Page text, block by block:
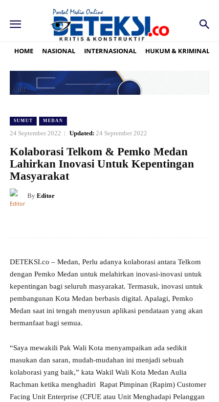
HOME NASIONAL INTERNASIONAL HUKUM & KRIMINAL
SUMUT MEDAN
24 September 2022 Updated: 24 September 2022
Kolaborasi Telkom & Pemko Medan
Lahirkan Inovasi Untuk Kepentingan
Masyarakat
By Editor
DETEKSI.co – Medan, Perlu adanya kolaborasi antara Telkom
dengan Pemko Medan untuk melahirkan inovasi-inovasi untuk
kepentingan bagi seluruh masyarakat. Termasuk, inovasi untuk
pembangunan Kota Medan berbasis digital. Apalagi, Pemko
Medan saat ini tengah menyusun aplikasi pendataan yang akan
bermanfaat bagi semua.
“Saya mewakili Pak Wali Kota menyampaikan ada sedikit
masukan dan saran, mudah-mudahan ini menjadi sebuah
kolaborasi yang baik,” kata Wakil Wali Kota Medan Aulia
Rachman ketika menghadiri Rapat Pimpinan (Rapim) Customer
Facing Unit Enterprise (CFUE atau Unit Menghadapi Pelanggan